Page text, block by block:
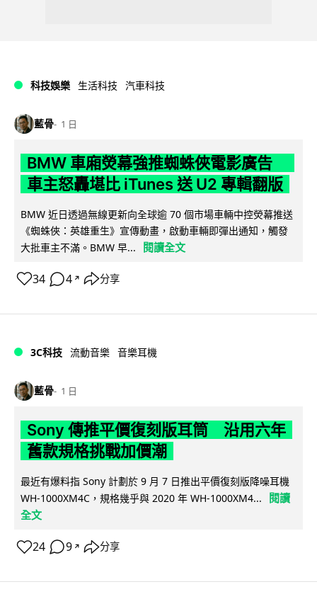
科技娛樂 生活科技 汽車科技
藍骨 1 日
BMW 車廂熒幕強推蜘蛛俠電影廣告
車主怒轟堪比 iTunes 送 U2 專輯翻版
BMW 近日透過無線更新向全球逾 70 個市場車輛中控熒幕推送
《蜘蛛俠：英雄重生》宣傳動畫，啟動車輛即彈出通知，觸發
大批車主不滿。BMW 早...
閱讀全文
34 4 ↗ 分享
3C科技 流動音樂 音樂耳機
藍骨 1 日
Sony 傳推平價復刻版耳筒 沿用六年
舊款規格挑戰加價潮
最近有爆料指 Sony 計劃於 9 月 7 日推出平價復刻版降噪耳機
WH-1000XM4C，規格幾乎與 2020 年 WH-1000XM4...
閱讀
全文
24 9 ↗ 分享